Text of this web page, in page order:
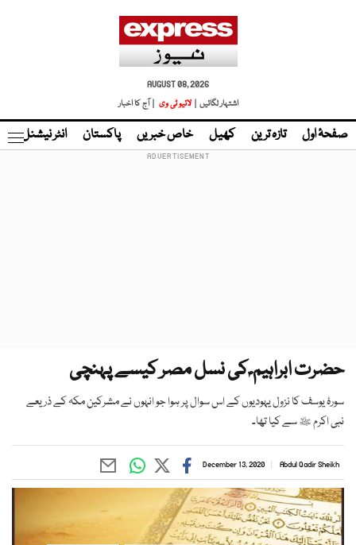
AUGUST 08, 2026
اشتہار لگائیں |
لائیو ٹی وی | آج کا اخبار
صفحۂ اول تازہ ترین کھیل خاص خبریں پاکستان انٹر نیشنل
حضرت ابراہیم ؑ کی نسل مصر کیسے پہنچی
سورۂ یوسف کا نزول یہودیوں کے اس سوال پر ہوا جو انہوں نے مشرکین مکہ کے ذریعے
نبی اکرم ﷺ سے کیا تھا۔
Abdul Qadir Sheikh
December 13, 2020